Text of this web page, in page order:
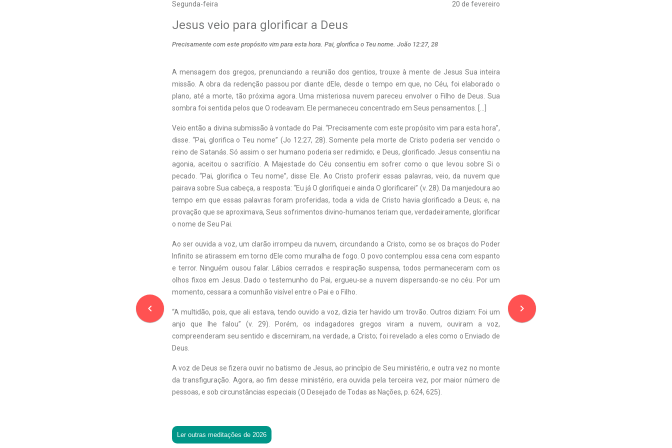
Segunda-feira 20 de fevereiro
navigate_before
Jesus veio para glorificar a Deus
Precisamente com este propósito vim para esta hora. Pai, glorifica o Teu nome. João 12:27, 28
A mensagem dos gregos, prenunciando a reunião dos gentios, trouxe à mente de Jesus Sua inteira
missão. A obra da redenção passou por diante dEle, desde o tempo em que, no Céu, foi elaborado o
plano, até a morte, tão próxima agora. Uma misteriosa nuvem pareceu envolver o Filho de Deus. Sua
sombra foi sentida pelos que O rodeavam. Ele permaneceu concentrado em Seus pensamentos. […]
Veio então a divina submissão à vontade do Pai. “Precisamente com este propósito vim para esta hora”,
disse. “Pai, glorifica o Teu nome” (Jo 12:27, 28). Somente pela morte de Cristo poderia ser vencido o
reino de Satanás. Só assim o ser humano poderia ser redimido; e Deus, glorificado. Jesus consentiu na
agonia, aceitou o sacrifício. A Majestade do Céu consentiu em sofrer como o que levou sobre Si o
pecado. “Pai, glorifica o Teu nome”, disse Ele. Ao Cristo proferir essas palavras, veio, da nuvem que
pairava sobre Sua cabeça, a resposta: “Eu já O glorifiquei e ainda O glorificarei” (v. 28). Da manjedoura ao
tempo em que essas palavras foram proferidas, toda a vida de Cristo havia glorificado a Deus; e, na
provação que se aproximava, Seus sofrimentos divino-humanos teriam que, verdadeiramente, glorificar
o nome de Seu Pai.
Ao ser ouvida a voz, um clarão irrompeu da nuvem, circundando a Cristo, como se os braços do Poder
Infinito se atirassem em torno dEle como muralha de fogo. O povo contemplou essa cena com espanto
e terror. Ninguém ousou falar. Lábios cerrados e respiração suspensa, todos permaneceram com os
olhos fixos em Jesus. Dado o testemunho do Pai, ergueu-se a nuvem dispersando-se no céu. Por um
momento, cessara a comunhão visível entre o Pai e o Filho.
“A multidão, pois, que ali estava, tendo ouvido a voz, dizia ter havido um trovão. Outros diziam: Foi um
anjo que lhe falou” (v. 29). Porém, os indagadores gregos viram a nuvem, ouviram a voz,
compreenderam seu sentido e discerniram, na verdade, a Cristo; foi revelado a eles como o Enviado de
Deus.
A voz de Deus se fizera ouvir no batismo de Jesus, ao princípio de Seu ministério, e outra vez no monte
da transfiguração. Agora, ao fim desse ministério, era ouvida pela terceira vez, por maior número de
pessoas, e sob circunstâncias especiais (O Desejado de Todas as Nações, p. 624, 625).
Ler outras meditações de 2026
navigate_next